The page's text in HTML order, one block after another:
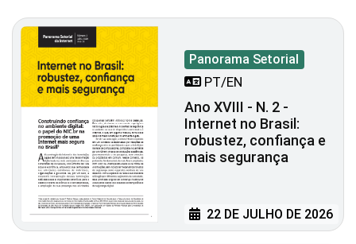
Panorama Setorial
PT/EN
Ano XVIII - N. 2 -
Internet no Brasil:
robustez, confiança e
mais segurança
22 DE JULHO DE 2026